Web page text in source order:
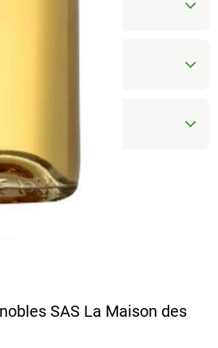
SAS La Maison des